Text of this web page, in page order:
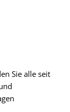
Sie alle seit